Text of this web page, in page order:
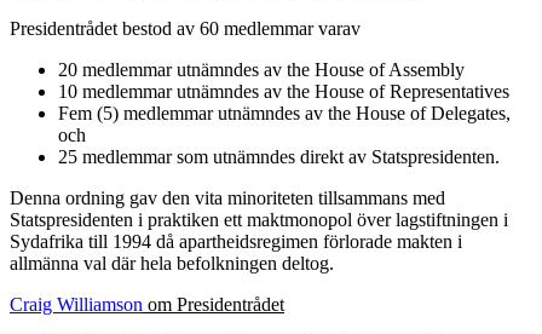
Presidentrådet bestod av 60 medlemmar varav
20 medlemmar utnämndes av the House of Assembly
10 medlemmar utnämndes av the House of Representatives
Fem (5) medlemmar utnämndes av the House of Delegates,
och
25 medlemmar som utnämndes direkt av Statspresidenten.
Denna ordning gav den vita minoriteten tillsammans med
Statspresidenten i praktiken ett maktmonopol över lagstiftningen i
Sydafrika till 1994 då apartheidsregimen förlorade makten i
allmänna val där hela befolkningen deltog.
Craig Williamson om Presidentrådet